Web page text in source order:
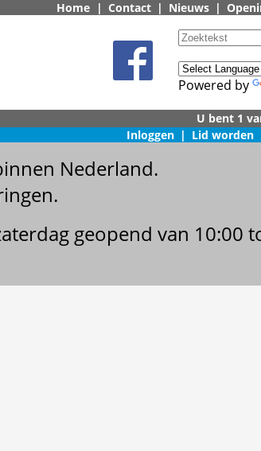
Home | Contact | Nieuws |
Powered by
Inloggen | Lid worden
Nederland.
geopend van 10:00